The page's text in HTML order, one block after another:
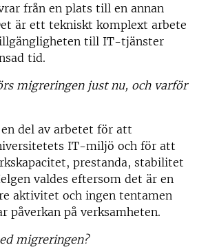
från en plats till en annan
är ett tekniskt komplext arbete
till IT-tjänster
tid.
migreringen just nu, och varför
del av arbetet för att
IT-miljö och för att
prestanda, stabilitet
valdes eftersom det är en
aktivitet och ingen tentamen
påverkan på verksamheten.
migreringen?